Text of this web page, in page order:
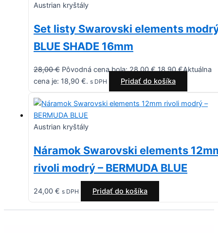
Austrian kryštály
Set listy Swarovski elements
BLUE SHADE 16mm
28,00€ Pôvodná cena bola: 28,00 €.18,90€Aktuálna
cena je: 18,90 €. s DPH Pridať do košíka
Austrian kryštály
Náramok Swarovski elements
rivoli modrý – BERMUDA BLUE
24,00 € s DPH Pridať do košíka